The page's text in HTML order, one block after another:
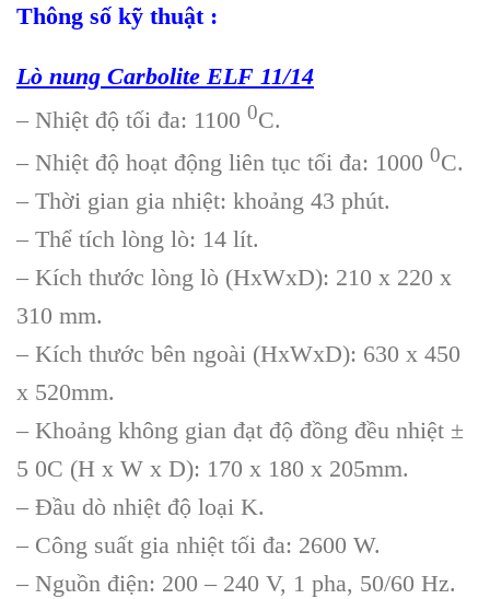
Thông số kỹ thuật :
Lò nung Carbolite ELF 11/14
– Nhiệt độ tối đa: 1100 0C.
– Nhiệt độ hoạt động liên tục tối đa: 1000 0C.
– Thời gian gia nhiệt: khoảng 43 phút.
– Thể tích lòng lò: 14 lít.
– Kích thước lòng lò (HxWxD): 210 x 220 x
310 mm.
– Kích thước bên ngoài (HxWxD): 630 x 450
x 520mm.
– Khoảng không gian đạt độ đồng đều nhiệt ±
5 0C (H x W x D): 170 x 180 x 205mm.
– Đầu dò nhiệt độ loại K.
– Công suất gia nhiệt tối đa: 2600 W.
– Nguồn điện: 200 – 240 V, 1 pha, 50/60 Hz.